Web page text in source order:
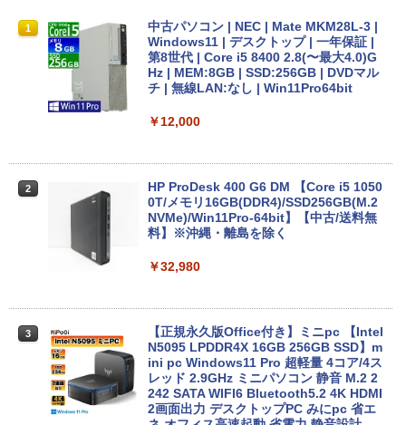
Anker Soundcore P31i ブラック
Anker Soundcore Liberty 5 ミッドナイトブ
ラック
￥14,990
軽量 ブルートゥースHi-Fi 最大36時間再生 ぶ
るーとゅーす コードレス ENCノイズキャン
セリング 自動ペアリング Type-C充電 マイク
付き 防水 タッチ式音量調整 スポーツ/通勤/通
学/WEB会議(ホワイト)
BRUCE WAYNE feat. Flo Milli, ATL Jacob
[Explicit]
￥250
見知らぬ糸
￥250
￥250
On My Road (Stadium ver.)
by Amazon 天然水 ラベルレス 500ml ×24本
富士山の天然水 バナジウム含有 水 ミネラル
ットル (Smart Basic)
by Amazon 炭酸水 ラベルレス 500ml ×24本
強炭酸水 ペットボトル 500ミリリットル (Sm
art Basic)
￥1,625
￥1,117
異世界居酒屋「のぶ」(22) (角川コミックス・
エース)
￥832
ONE PIECE モノクロ版 115 (ジャンプコミッ
クスDIGITAL)
￥594
￥572
スーパーの裏でヤニ吸うふたり 9巻 (デジタル
1
【ノートPC用】【あんしん3ヶ月に延長
保証】通常付属している30日の保証期間
が3ヶ月に延長されます。【単品購入・併
用不可※レビューキャンペーンは除く /
ノートパソコン専用】
￥1,000
2
【期間限定★新品無線マウス付】中古ノ
ートパソコン Windows11 Office2019搭
載 15.6型 テンキー付き Celeron 第8世代
Core i3 Core i5 メモリ4GB/16GB SSD1
店長おまかせPC 初期設定済 送料無料
￥9,999
超得1,000円OFF｜新生活応援 豪華特典
付き｜最新OS対応 第8世代｜最大180日
保証｜Core i3 第8世代｜中古ノートパソ
1
中古パソコン | NEC | Mate MKM28L-3 |
Windows11 | デスクトップ | 一年保証 |
第8世代 | Core i5 8400 2.8(〜最大4.0)G
Hz | MEM:8GB | SSD:256GB | DVDマル
チ | 無線LAN:なし | Win11Pro64bit
￥12,000
2
HP ProDesk 400 G6 DM 【Core i5 1050
0T/メモリ16GB(DDR4)/SSD256GB(M.2
NVMe)/Win11Pro-64bit】【中古/送料無
料】※沖縄・離島を除く
￥32,980
3
【正規永久版Office付き】ミニpc 【Intel
N5095 LPDDR4X 16GB 256GB SSD】m
ini pc Windows11 Pro 超軽量 4コア/4ス
レッド 2.9GHz ミニパソコン 静音 M.2 2
242 SATA WIFI6 Bluetooth5.2 4K HDMI
2画面出力 デスクトップPC みにpc 省エ